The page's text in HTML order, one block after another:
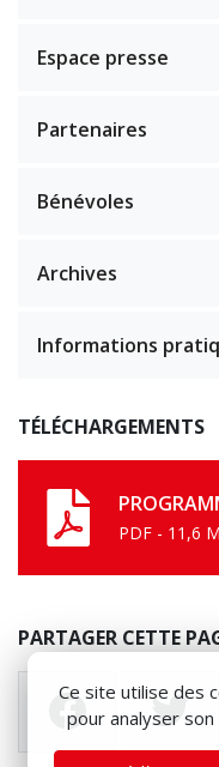
Espace presse
Partenaires
Bénévoles
Archives
Informations
TÉLÉCHARGEMENTS
PDF - 11,6
PARTAGER CETTE
Ce site utilise des
pour analyser